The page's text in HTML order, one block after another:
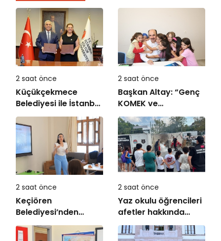
2 saat önce
Küçükçekmece
Belediyesi ile İstanbul
Kültür Üniversitesi
Arasında Sinema
Alanında İş Birliği
2 saat önce
Başkan Altay: “Genç
KOMEK ve
Bilgehanelerde 30 Bin
Öğrencimiz Yaz
Aylarını Bizimle
Birlikte Geçiriyor”
2 saat önce
Keçiören
Belediyesi’nden
Ailelere Etkili
Ebeveynlik Eğitimi
2 saat önce
Yaz okulu öğrencileri
afetler hakkında
bilinçlendi